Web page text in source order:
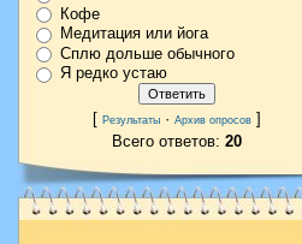
Кофе
Медитация или йога
Сплю дольше обычного
Я редко устаю
[ Результаты· Архив опросов]
Всего ответов: 20